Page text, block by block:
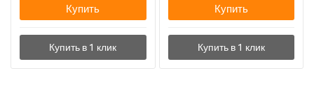
Купить Купить